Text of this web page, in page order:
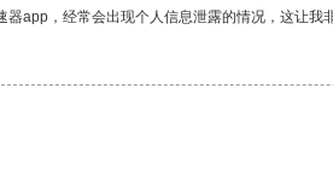
app，经常会出现个人信息泄露的情况，这让我